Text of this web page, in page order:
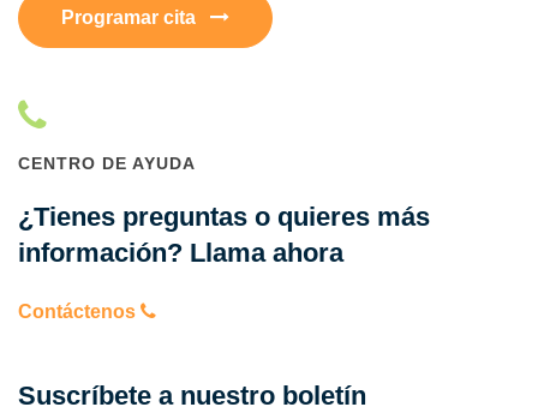
Programar cita
CENTRO DE AYUDA
¿Tienes preguntas o quieres más
información? Llama ahora
Contáctenos
Suscríbete a nuestro boletín